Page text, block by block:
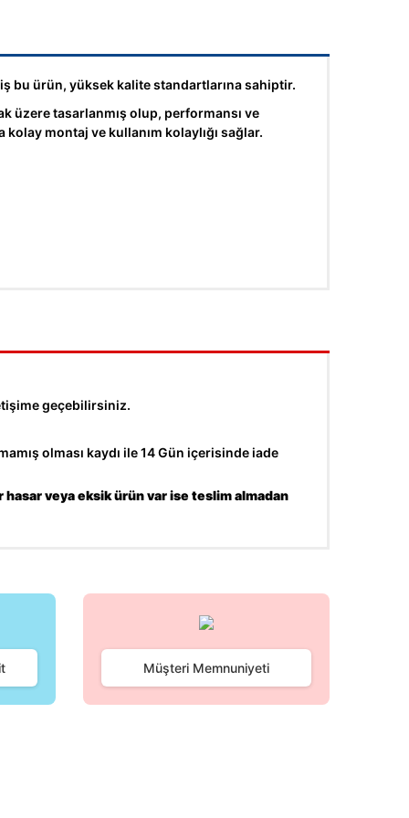
bu ürün, yüksek kalite standartlarına sahiptir.
üzere tasarlanmış olup, performansı ve
kolay montaj ve kullanım kolaylığı sağlar.
geçebilirsiniz.
olması kaydı ile 14 Gün içerisinde iade
hasar veya eksik ürün var ise teslim almadan
Müşteri Memnuniyeti